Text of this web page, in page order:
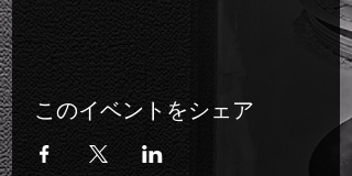
このイベントをシェア